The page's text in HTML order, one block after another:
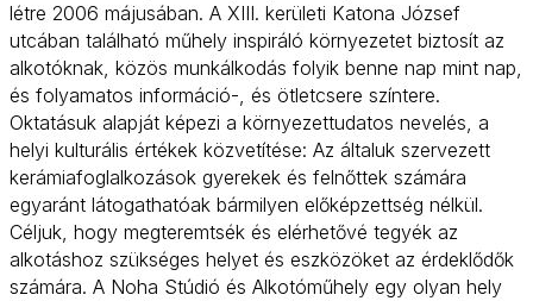
létre 2006 májusában. A XIII. kerületi Katona József
utcában található műhely inspiráló környezetet biztosít az
alkotóknak, közös munkálkodás folyik benne nap mint nap,
és folyamatos információ-, és ötletcsere színtere.
Oktatásuk alapját képezi a környezettudatos nevelés, a
helyi kulturális értékek közvetítése: Az általuk szervezett
kerámiafoglalkozások gyerekek és felnőttek számára
egyaránt látogathatóak bármilyen előképzettség nélkül.
Céljuk, hogy megteremtsék és elérhetővé tegyék az
alkotáshoz szükséges helyet és eszközöket az érdeklődők
számára. A Noha Stúdió és Alkotóműhely egy olyan hely